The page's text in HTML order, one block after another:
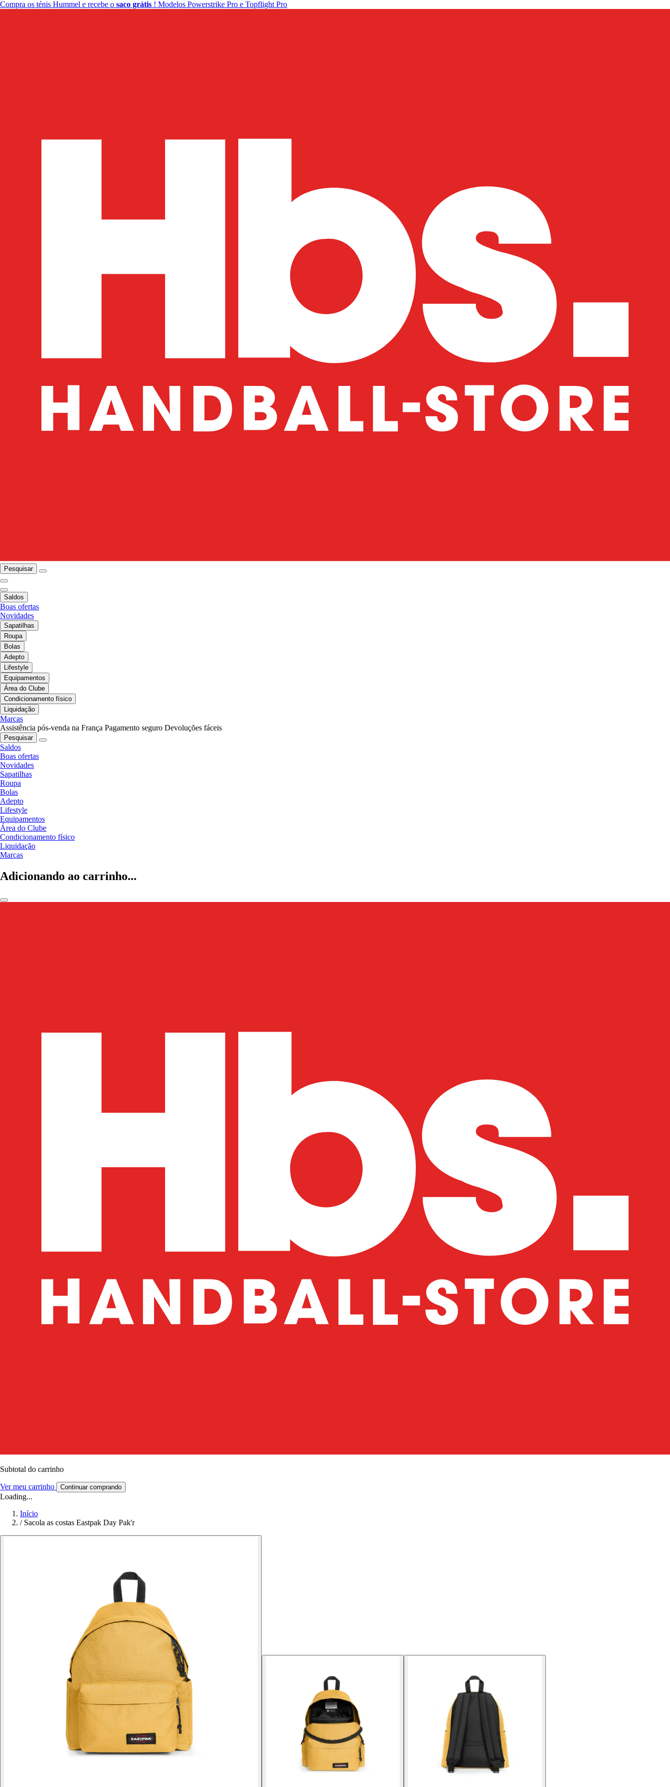
Compra os ténis Hummel e recebe o saco grátis ! Modelos Powerstrike Pro e Topflight Pro
Pesquisar
Saldos
Boas ofertas
Novidades
Sapatilhas
Roupa
Bolas
Adepto
Lifestyle
Equipamentos
Área do Clube
Condicionamento físico
Liquidação
Marcas
Assistência pós-venda na França Pagamento seguro Devoluções fáceis
Pesquisar
Saldos
Boas ofertas
Novidades
Sapatilhas
Roupa
Bolas
Adepto
Lifestyle
Equipamentos
Área do Clube
Condicionamento físico
Liquidação
Marcas
Adicionando ao carrinho...
Subtotal do carrinho
Ver meu carrinho Continuar comprando
Loading...
Início
/ Sacola as costas Eastpak Day Pak'r